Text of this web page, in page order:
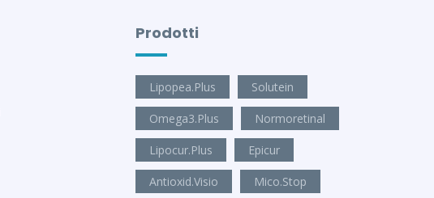
Prodotti
Lipopea.Plus Solutein
Omega3.Plus Normoretinal
Lipocur.Plus Epicur
Antioxid.Visio Mico.Stop